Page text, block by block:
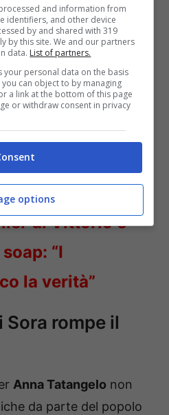
Solonotizie24
>Fiorella
visto il
di Amici
>Il Paradiso delle
di Vittorio e
“I
la verità”
Sora rompe il
Anna Tatangelo non
da parte del popolo
and information from
identifiers, and other device
by and shared with 319
by this site. We and our partners
data. List of partners.
your personal data on the basis
can object to by managing
a link at the bottom of this page
or withdraw consent in privacy
options